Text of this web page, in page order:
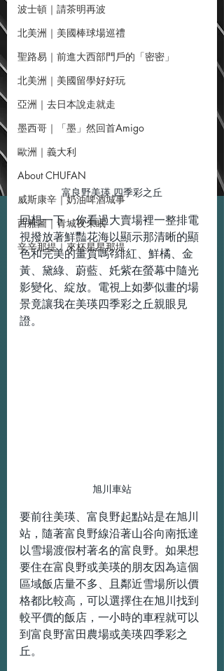
波士頓｜請茶明再波
北美洲｜美國棒球場巡禮
聖路易｜前進大西部門戶的「密密」
北美洲｜美國留學好好玩
亞洲｜去日本說走就走
墨西哥｜「墨」然回首Amigo
歐洲｜義大利
About CHUFAN
威斯康辛｜奶油啤酒城事
西雅圖｜青城夜未眠
辛辛那提｜來杯星星那堤
富良野美瑛 四季彩之丘
回想一下，你看過大賣場裡一整排電
視撥放著鮮豔花海以顯示那清晰的顯
色和完美的畫質嗎?緋紅、鮮橘、金
黃、黛綠、蔚藍、奼紫在螢幕中隨光
影變化、綻放。電視上如夢似畫的場
景竟讓我在美瑛四季彩之丘親眼見
證。
旭川車站
要前往美瑛、富良野起點站是在旭川
站，隨著富良野線沿著山谷向南抵達
以雪場渡假村著名的富良野。如果想
要住在富良野或美瑛的朋友因為這個
區域飯店量不多、且鄰近雪場所以價
格都比較高，可以選擇住在旭川找到
較平價的飯店，一小時的車程就可以
到富良野富田農場或美瑛四季彩之
丘。